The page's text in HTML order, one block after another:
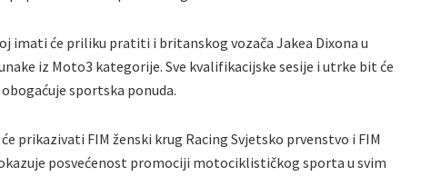
imati će priliku pratiti i britanskog vozača Jakea Dixona u
iz Moto3 kategorije. Sve kvalifikacijske sesije i utrke bit će
sportska ponuda.
prikazivati FIM ženski krug Racing Svjetsko prvenstvo i FIM
posvećenost promociji motociklističkog sporta u svim